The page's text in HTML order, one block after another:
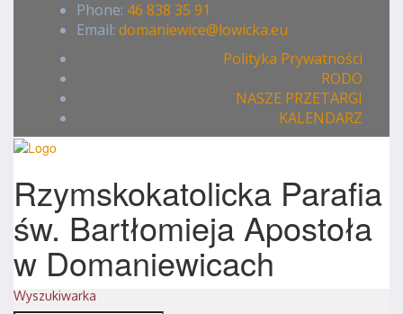
Phone: 46 838 35 91
Email: domaniewice@lowicka.eu
Polityka Prywatności
RODO
NASZE PRZETARGI
KALENDARZ
Rzymskokatolicka Parafia
św. Bartłomieja Apostoła
w Domaniewicach
Wyszukiwarka